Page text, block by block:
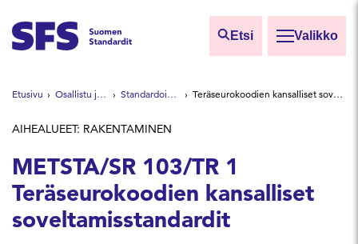
Etsi Valikko
Etsi sivuilta
Hae hakutermillä
Etusivu Osallistu ja vaikuta Standardointiryhmät Teräseurokoodien kansalliset soveltamisstandardit
AIHEALUEET: RAKENTAMINEN
METSTA/SR 103/TR 1
Teräseurokoodien kansalliset
soveltamisstandardit